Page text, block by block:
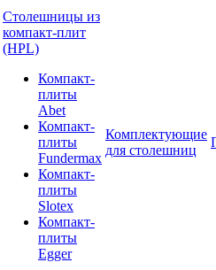
Столешницы из
компакт-плит
(HPL)
Компакт-
плиты
Abet
Компакт-
плиты
Fundermax
Компакт-
плиты
Slotex
Компакт-
плиты
Egger
Комплектующие
для столешниц